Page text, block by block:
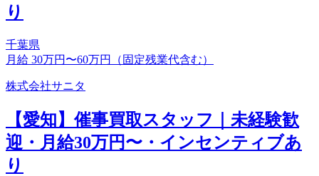
り
千葉県
月給 30万円〜60万円（固定残業代含む）
株式会社サニタ
【愛知】催事買取スタッフ｜未経験歓
迎・月給30万円〜・インセンティブあ
り